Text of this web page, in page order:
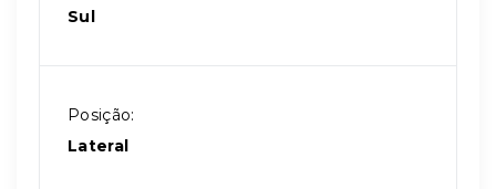
Sul
Posição:
Lateral